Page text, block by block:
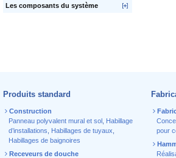
Les composants du système
Produits standard
Construction
Panneau polyvalent mural et sol Habillage
d’installations
Habillages de tuyaux
Habillages de baignoires
Receveurs de douche
pour